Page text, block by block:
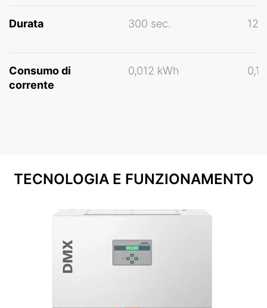
Durata 300 sec.
Consumo di
corrente
0,012 kWh
TECNOLOGIA E FUNZIONAMENTO